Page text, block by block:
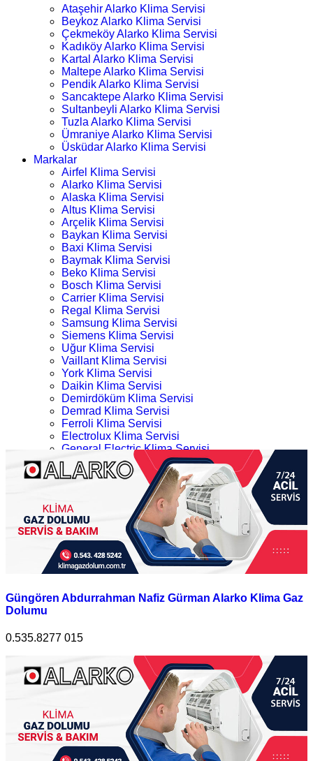
Ataşehir Alarko Klima Servisi
Beykoz Alarko Klima Servisi
Çekmeköy Alarko Klima Servisi
Kadıköy Alarko Klima Servisi
Kartal Alarko Klima Servisi
Maltepe Alarko Klima Servisi
Pendik Alarko Klima Servisi
Sancaktepe Alarko Klima Servisi
Sultanbeyli Alarko Klima Servisi
Tuzla Alarko Klima Servisi
Ümraniye Alarko Klima Servisi
Üsküdar Alarko Klima Servisi
Markalar
Airfel Klima Servisi
Alarko Klima Servisi
Alaska Klima Servisi
Altus Klima Servisi
Arçelik Klima Servisi
Baykan Klima Servisi
Baxi Klima Servisi
Baymak Klima Servisi
Beko Klima Servisi
Bosch Klima Servisi
Carrier Klima Servisi
Regal Klima Servisi
Samsung Klima Servisi
Siemens Klima Servisi
Uğur Klima Servisi
Vaillant Klima Servisi
York Klima Servisi
Daikin Klima Servisi
Demirdöküm Klima Servisi
Demrad Klima Servisi
Ferroli Klima Servisi
Electrolux Klima Servisi
General Electric Klima Servisi
LG Klima Servisi
Midea Klima Servisi
Mitsubishi Klima Servisi
Profilo Klima Servisi
İletişim
Güngören Alarko Klima Gaz Dolumu
Kategoriler
Güngören Alarko Klima Gaz Dolumu
Güngören Abdurrahman Nafiz Gürman Alarko Klima Gaz
Dolumu
0.535.8277 015